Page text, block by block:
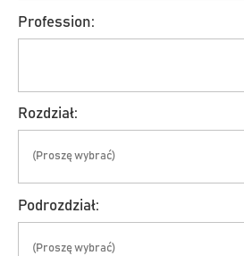
Profession:
Rozdział:
Podrozdział: